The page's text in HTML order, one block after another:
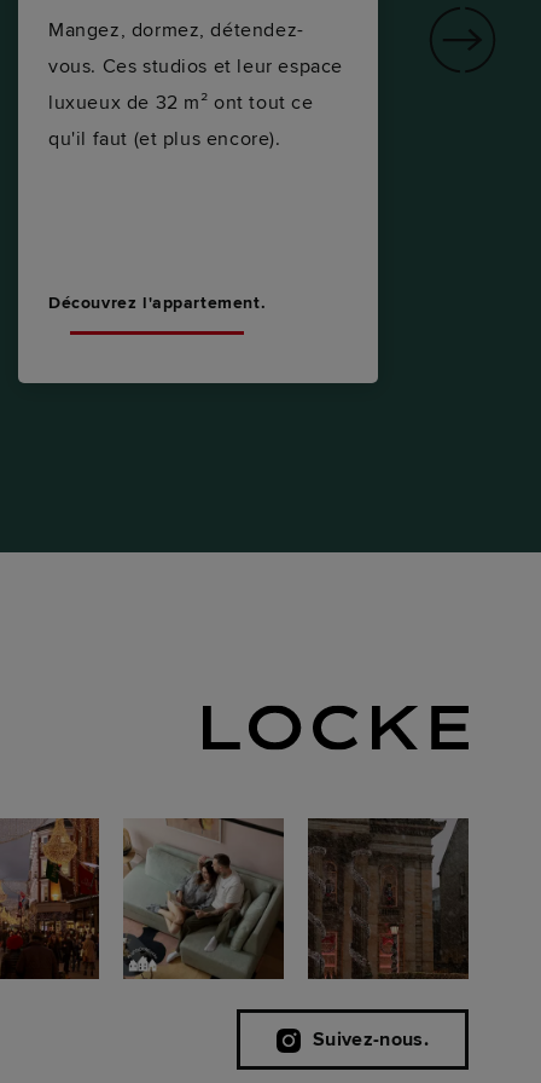
Mangez, dormez, détendez-
vous. Ces studios et leur espace
luxueux de 32 m² ont tout ce
qu'il faut (et plus encore).
Découvrez l'appartement.
Suivez-nous.